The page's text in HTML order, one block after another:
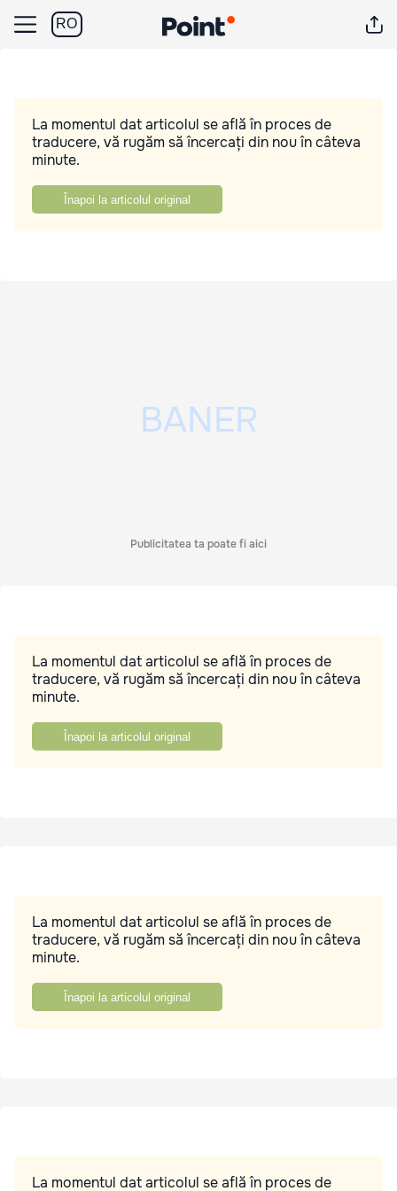
RO
La momentul dat articolul se află în proces de
traducere, vă rugăm să încercați din nou în câteva
minute.
Înapoi la articolul original
Publicitatea ta poate fi aici
La momentul dat articolul se află în proces de
traducere, vă rugăm să încercați din nou în câteva
minute.
Înapoi la articolul original
La momentul dat articolul se află în proces de
traducere, vă rugăm să încercați din nou în câteva
minute.
Înapoi la articolul original
La momentul dat articolul se află în proces de